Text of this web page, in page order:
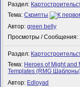
Раздел:
Тема:Скрипты
Автор:green belly
Просмотры / Сообщения:
Раздел:
Тема: Heroes of Might and
Templates (RMG
Автор: Edloyad